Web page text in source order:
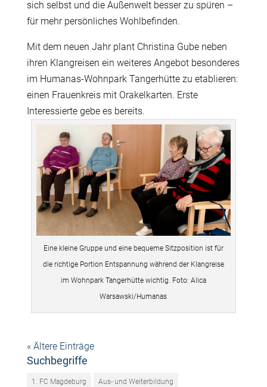
sich selbst und die Außenwelt besser zu spüren –
für mehr persönliches Wohlbefinden.
Mit dem neuen Jahr plant Christina Gube neben
ihren Klangreisen ein weiteres Angebot besonderes
im Humanas-Wohnpark Tangerhütte zu etablieren:
einen Frauenkreis mit Orakelkarten. Erste
Interessierte gebe es bereits.
Eine kleine Gruppe und eine bequeme Sitzposition ist für
die richtige Portion Entspannung während der Klangreise
im Wohnpark Tangerhütte wichtig. Foto: Alica
Warsawski/Humanas
« Ältere Einträge
Suchbegriffe
1. FC Magdeburg Aus- und Weiterbildung